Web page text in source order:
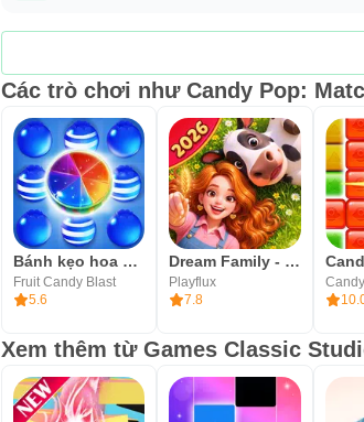
Các trò chơi như Candy Pop:
Bánh kẹo hoa quả
Fruit Candy Blast
5.6
Dream Family - Trò chơi ghép 3
Playflux
7.8
Xem thêm từ Games Classic